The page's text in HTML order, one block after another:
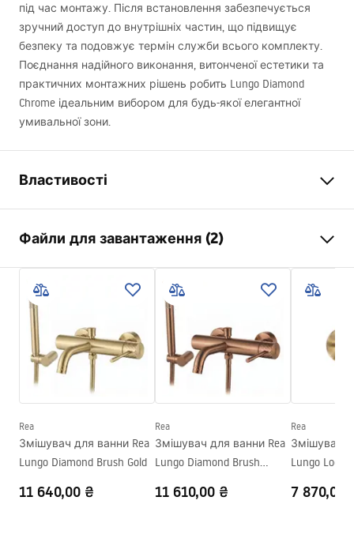
під час монтажу. Після встановлення забезпечується
зручний доступ до внутрішніх частин, що підвищує
безпеку та подовжує термін служби всього комплекту.
Поєднання надійного виконання, витонченої естетики та
практичних монтажних рішень робить Lungo Diamond
Chrome ідеальним вибором для будь-якої елегантної
умивальної зони.
Властивості
ванни
Спосіб монтажу
Настінний, Вбудований
Колір
хром
Тип виливу
Матеріал
Латунь
Технологія нанесення
покриття
Chrome plating
Гарантія
Файли для завантаження (2)
Instrukcja montażu
Умови гарантії
Warranty_Terms_and_Conditions_Faucets_-_5.pdf
Rea
Змішувач для ванни Rea
Lungo Diamond Brush Gold
11 640,00 ₴
Rea
Змішувач для ванни Rea
Lungo Diamond Brush
11 610,00 ₴
Rea
Змішувач
Lungo Loop
7 870,00